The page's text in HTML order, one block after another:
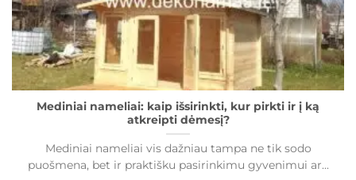
Mediniai nameliai: kaip išsirinkti, kur pirkti ir į ką
atkreipti dėmesį?
Mediniai nameliai vis dažniau tampa ne tik sodo
puošmena, bet ir praktišku pasirinkimu gyvenimui ar...